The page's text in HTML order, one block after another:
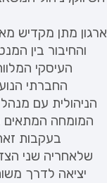
ארגון מתן מקדיש
והחיבור בין
העיסקי
החברתי
הניהולית עם
המומחה המתאים
בעקבות
שלאחריה שני
יציאה לדרך